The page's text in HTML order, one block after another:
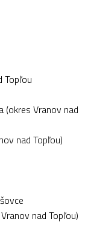
Topľou
(okres Vranov nad
nad Topľou)
nad Topľou)